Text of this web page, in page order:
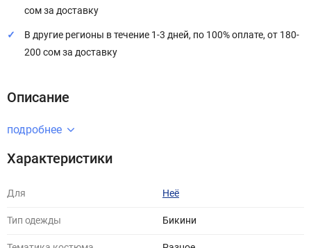
сом за доставку
В другие регионы в течение 1-3 дней, по 100% оплате, от 180-
200 сом за доставку
Описание
подробнее
Характеристики
Для Неё
Тип одежды Бикини